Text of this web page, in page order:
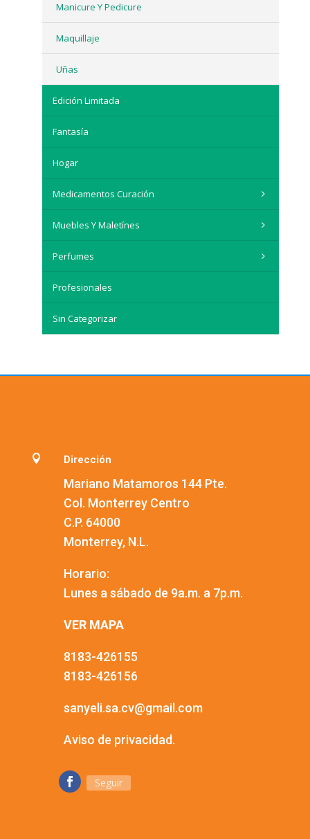
Manicure Y Pedicure
Maquillaje
Uñas
Edición Limitada
Fantasía
Hogar
Medicamentos Curación
Muebles Y Maletínes
Perfumes
Profesionales
Sin Categorizar
 Dirección
Mariano Matamoros 144 Pte.
Col. Monterrey Centro
C.P. 64000
Monterrey, N.L.
Horario:
Lunes a sábado de 9a.m. a 7p.m.
VER MAPA
8183-426155
8183-426156
sanyeli.sa.cv@gmail.com
Aviso de privacidad.
Seguir